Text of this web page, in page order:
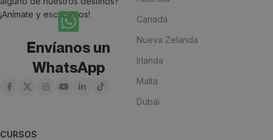
¡Anímate y escríbenos!
Envíanos un
WhatsApp
Canadá
Nueva Zelanda
Irlanda
Malta
Dubái
CURSOS